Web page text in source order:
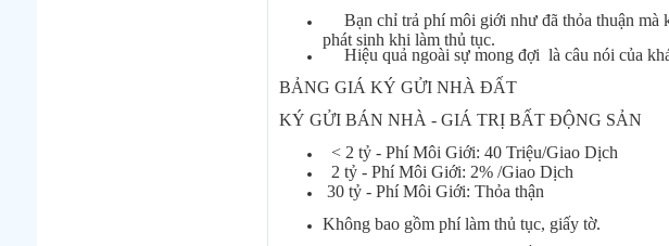
Bạn chỉ trả phí môi giới như đã thỏa thuận mà
phát sinh khi làm thủ tục.
Hiệu quả ngoài sự mong đợi là câu nói của
BẢNG GIÁ KÝ GỬI NHÀ ĐẤT
KÝ GỬI BÁN NHÀ - GIÁ TRỊ BẤT ĐỘNG SẢN
< 2 tỷ - Phí Môi Giới: 40 Triệu/Giao Dịch
2 tỷ - Phí Môi Giới: 2% /Giao Dịch
30 tỷ - Phí Môi Giới: Thỏa thận
Không bao gồm phí làm thủ tục, giấy tờ.